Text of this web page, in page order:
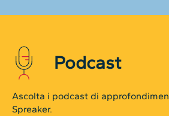
Podcast
Ascolta i podcast di
Spreaker.